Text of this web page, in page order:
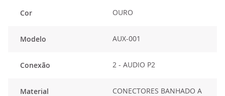
Cor OURO
Modelo AUX-001
Conexão 2 - AUDIO P2
Material
CONECTORES BANHADO A